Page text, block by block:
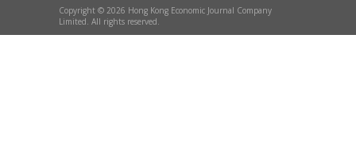
Copyright © 2026 Hong Kong Economic Journal Company
Limited. All rights reserved.